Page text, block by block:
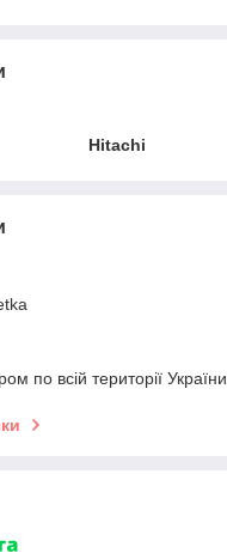
Hitachi
по всій території України